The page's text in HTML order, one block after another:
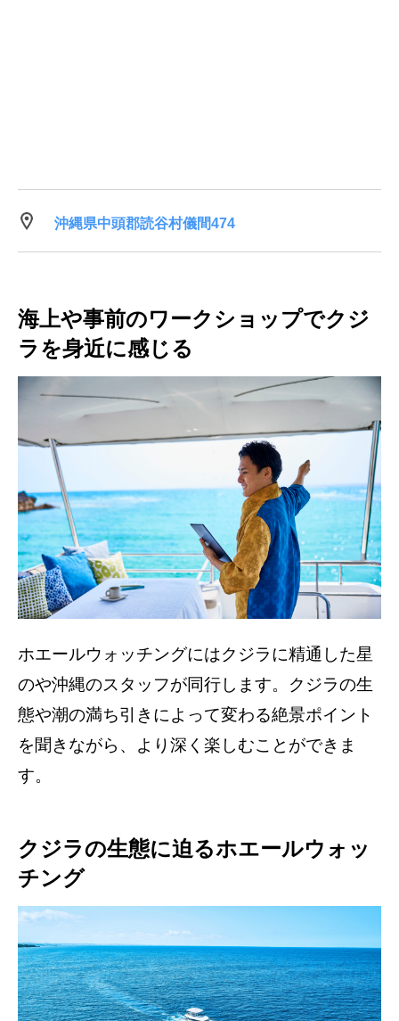
沖縄県中頭郡読谷村儀間474
海上や事前のワークショップでクジ
ラを身近に感じる
ホエールウォッチングにはクジラに精通した星
のや沖縄のスタッフが同行します。クジラの生
態や潮の満ち引きによって変わる絶景ポイント
を聞きながら、より深く楽しむことができま
す。
クジラの生態に迫るホエールウォッ
チング